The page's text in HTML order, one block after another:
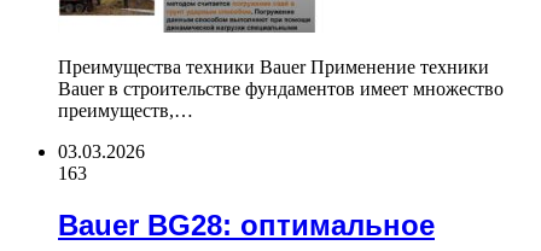
Преимущества техники Bauer Применение техники
Bauer в строительстве фундаментов имеет множество
преимуществ,…
03.03.2026
163
Bauer BG28: оптимальное